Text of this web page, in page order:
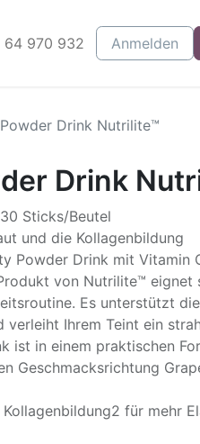
Blog Events Starte Dein
64 970 932 Anmelden
Drink Nutrilite™
Drink
Sticks/Beutel
und die Kollagenbildung
Powder Drink mit Vitamin
von Nutrilite™ eignet
Es unterstützt
verleiht Ihrem Teint ein
ist in einem praktischen
Geschmacksrichtung
für mehr